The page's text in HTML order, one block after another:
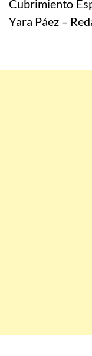
Cubrimiento
Yara Páez –